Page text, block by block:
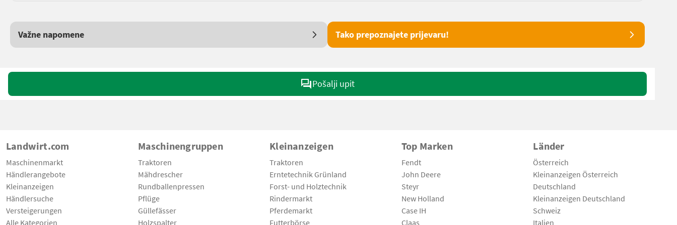
Važne napomene Tako prepoznajete prijevaru!
Pošalji upit
Landwirt.com
Maschinenmarkt
Händlerangebote
Kleinanzeigen
Händlersuche
Versteigerungen
Alle Kategorien
Maschinengruppen
Traktoren
Mähdrescher
Rundballenpressen
Pflüge
Güllefässer
Holzspalter
Kleinanzeigen
Traktoren
Erntetechnik Grünland
Forst- und Holztechnik
Rindermarkt
Pferdemarkt
Futterbörse
Top Marken
Fendt
John Deere
Steyr
New Holland
Case IH
Claas
Länder
Österreich
Kleinanzeigen Österreich
Deutschland
Kleinanzeigen Deutschland
Schweiz
Italien